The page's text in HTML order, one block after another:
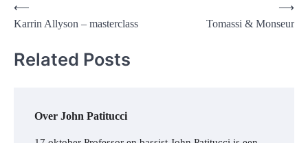
Post
navigation
⟵
Karrin Allyson – masterclass
Tomassi & Monseur
⟶
Related Posts
Over John Patitucci